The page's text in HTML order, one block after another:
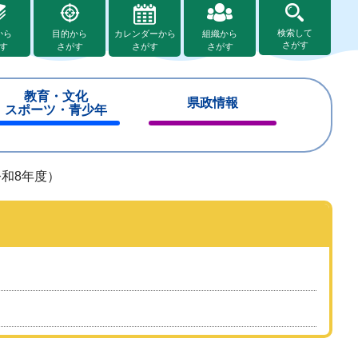
ら
目的から
さがす
カレンダーから
さがす
組織から
さがす
検索して
さがす
教育・文化
スポーツ・青少年
県政情報
じ
8年度）